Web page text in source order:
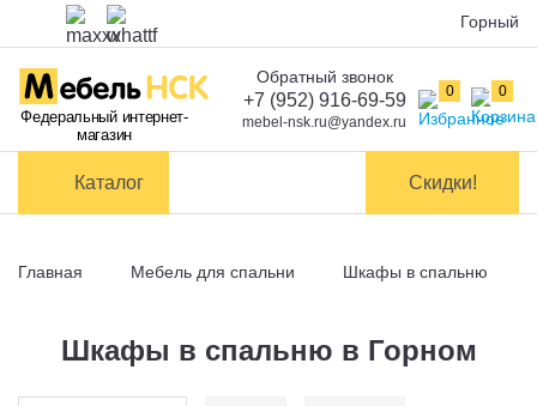
Оплата
Доставка и
самовывоз
Сборка
Горный
Федеральный интернет-
магазин
0 0
Обратный звонок
+7 (952) 916-69-59
mebel-nsk.ru@yandex.ru
Каталог Скидки!
Главная Мебель для спальни Шкафы в спальню
Шкафы в спальню в Горном